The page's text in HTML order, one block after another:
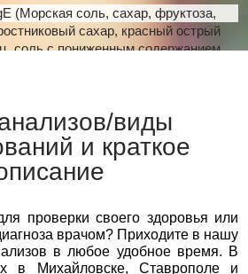
(Морская соль, сахар, фруктоза,
сахар, красный острый
соль с пониженным содержанием
виды
и краткое
проверки своего здоровья или
врачом? Приходите в нашу
в любое удобное время. В
в Михайловске, Ставрополе и